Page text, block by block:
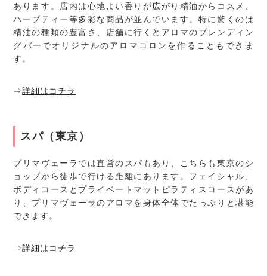
あります。店内は心地よい香りが広がり精油からコスメ、
ハーブティー等多彩な商品が並んでいます。特に驚くのは
精油の種類の豊富さ、店舗に行くとアロマのブレンディン
グバーでオリジナルのアロマコロンを作ることもできま
す。
⇒詳細はコチラ
スパ（東京）
プリマヴェーラでは直営のスパもあり、こちらも東京のシ
ョップから徒歩で行ける距離にあります。フェイシャル、
ボディコースとプライベートマットピラティスコースがあ
り、プリマヴェーラのアロマを身体全体でたっぷりと堪能
できます。
⇒詳細はコチラ